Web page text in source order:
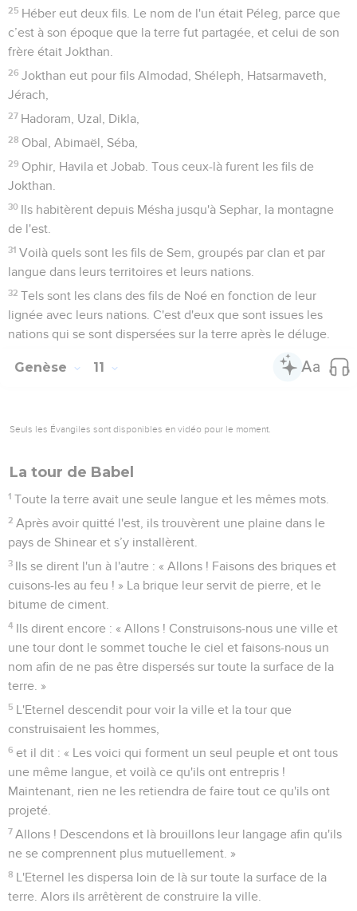
25 Héber eut deux fils. Le nom de l'un était Péleg, parce que
c’est à son époque que la terre fut partagée, et celui de son
frère était Jokthan.
26 Jokthan eut pour fils Almodad, Shéleph, Hatsarmaveth,
Jérach,
27 Hadoram, Uzal, Dikla,
28 Obal, Abimaël, Séba,
29 Ophir, Havila et Jobab. Tous ceux-là furent les fils de
Jokthan.
30 Ils habitèrent depuis Mésha jusqu'à Sephar, la montagne
de l'est.
31 Voilà quels sont les fils de Sem, groupés par clan et par
langue dans leurs territoires et leurs nations.
32 Tels sont les clans des fils de Noé en fonction de leur
lignée avec leurs nations. C'est d'eux que sont issues les
nations qui se sont dispersées sur la terre après le déluge.
Genèse 11
Seuls les Évangiles sont disponibles en vidéo pour le moment.
La tour de Babel
1 Toute la terre avait une seule langue et les mêmes mots.
2 Après avoir quitté l'est, ils trouvèrent une plaine dans le
pays de Shinear et s’y installèrent.
3 Ils se dirent l'un à l'autre : « Allons ! Faisons des briques et
cuisons-les au feu ! » La brique leur servit de pierre, et le
bitume de ciment.
4 Ils dirent encore : « Allons ! Construisons-nous une ville et
une tour dont le sommet touche le ciel et faisons-nous un
nom afin de ne pas être dispersés sur toute la surface de la
terre. »
5 L'Eternel descendit pour voir la ville et la tour que
construisaient les hommes,
6 et il dit : « Les voici qui forment un seul peuple et ont tous
une même langue, et voilà ce qu'ils ont entrepris !
Maintenant, rien ne les retiendra de faire tout ce qu'ils ont
projeté.
7 Allons ! Descendons et là brouillons leur langage afin qu'ils
ne se comprennent plus mutuellement. »
8 L'Eternel les dispersa loin de là sur toute la surface de la
terre. Alors ils arrêtèrent de construire la ville.